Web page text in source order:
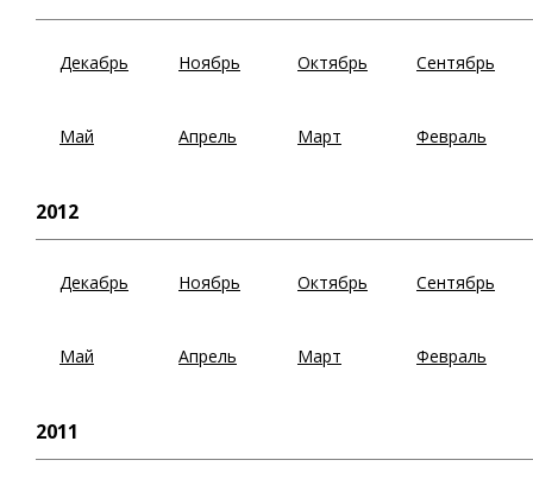
Декабрь Ноябрь Октябрь Сентябрь
Май Апрель Март Февраль
2012
Декабрь Ноябрь Октябрь Сентябрь
Май Апрель Март Февраль
2011